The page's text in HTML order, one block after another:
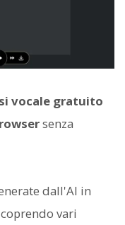
vocale gratuito
senza
dall'AI in
vari